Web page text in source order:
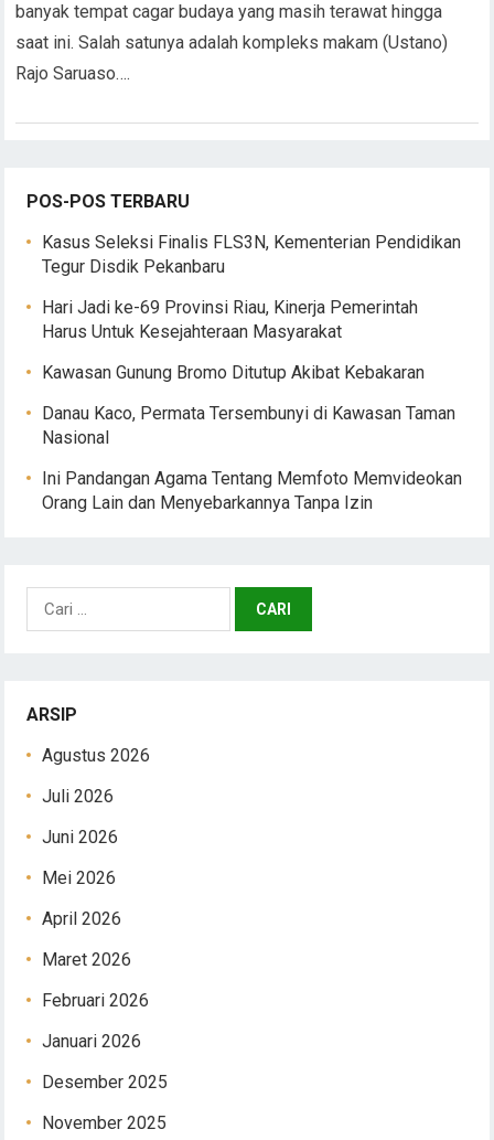
banyak tempat cagar budaya yang masih terawat hingga
saat ini. Salah satunya adalah kompleks makam (Ustano)
Rajo Saruaso….
POS-POS TERBARU
Kasus Seleksi Finalis FLS3N, Kementerian Pendidikan
Tegur Disdik Pekanbaru
Hari Jadi ke-69 Provinsi Riau, Kinerja Pemerintah
Harus Untuk Kesejahteraan Masyarakat
Kawasan Gunung Bromo Ditutup Akibat Kebakaran
Danau Kaco, Permata Tersembunyi di Kawasan Taman
Nasional
Ini Pandangan Agama Tentang Memfoto Memvideokan
Orang Lain dan Menyebarkannya Tanpa Izin
Cari
untuk:
ARSIP
Agustus 2026
Juli 2026
Juni 2026
Mei 2026
April 2026
Maret 2026
Februari 2026
Januari 2026
Desember 2025
November 2025